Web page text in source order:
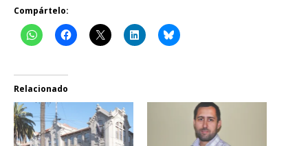
Compártelo:
Relacionado